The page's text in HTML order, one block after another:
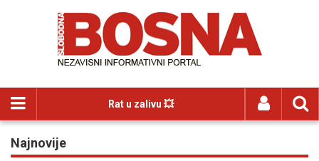
Rat u zalivu 💥
Najnovije